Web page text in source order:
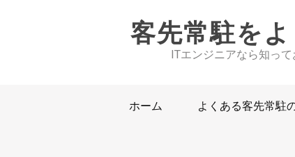
客先常駐をよ
ITエンジニアなら知っ
ホーム よくある客先常駐